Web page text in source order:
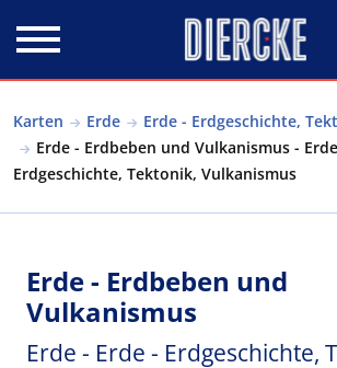
Karten Erde
Erde - Erdgeschichte,
Erde - Erdbeben und Vulkanismus -
Erdgeschichte, Tektonik, Vulkanismus
Erde - Erdbeben und
Vulkanismus
Erde - Erde - Erdgeschichte,